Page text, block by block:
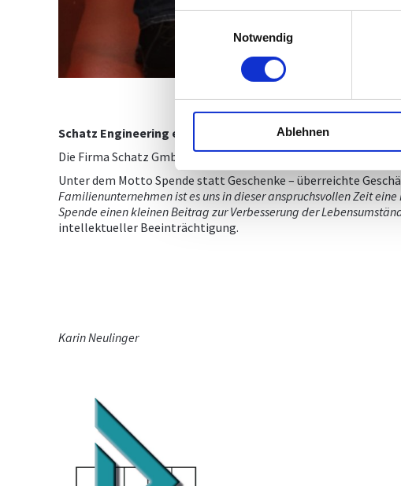
Einwilligungsauswahl
Notwendig
Ablehnen
Schatz Engineering engagiert sich für Integration und
Die Firma Schatz GmbH, das Büro für Anlagenplanung aus
Unter dem Motto Spende statt Geschenke – überreichte
Familienunternehmen ist es uns in dieser anspruchsvollen Zeit
Spende einen kleinen Beitrag zur Verbesserung der
intellektueller Beeinträchtigung.
Karin Neulinger